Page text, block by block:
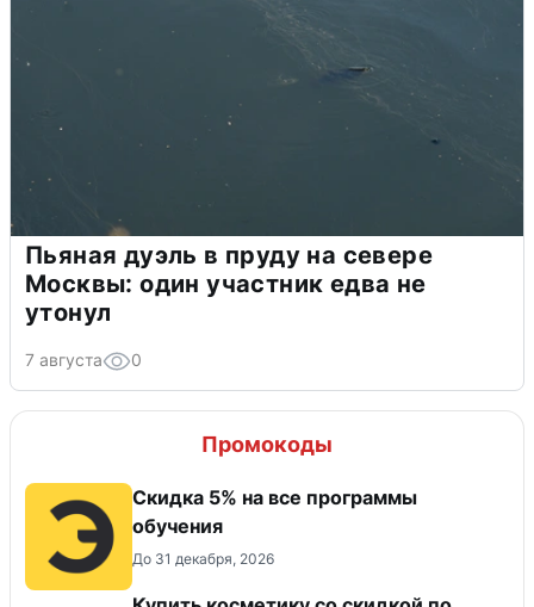
Пьяная дуэль в пруду на севере
Москвы: один участник едва не
утонул
7 августа 0
Промокоды
Скидка 5% на все программы
обучения
До 31 декабря, 2026